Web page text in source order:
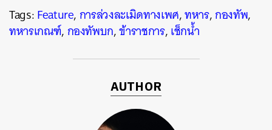
Tags:Feature,การล่วงละเมิดทางเพศ,ทหาร,กองทัพ,
ทหารเกณฑ์,กองทัพบก,ข้าราชการ,เช็กน้ำ
AUTHOR